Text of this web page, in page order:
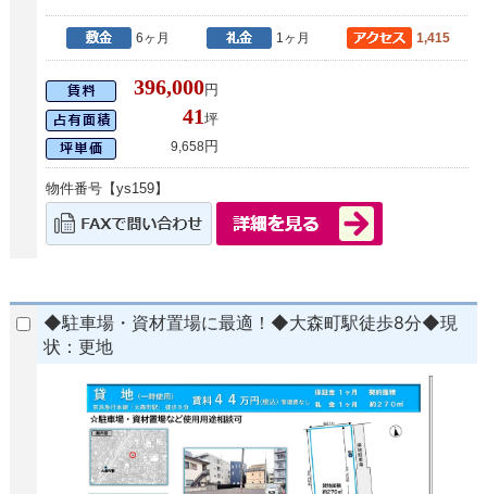
6ヶ月 1ヶ月 1,415
396,000円
41坪
9,658円
物件番号【ys159】
◆駐車場・資材置場に最適！◆大森町駅徒歩8分◆現
状：更地